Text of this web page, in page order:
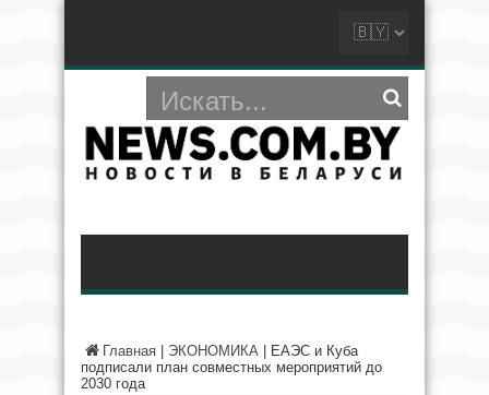
Главная ЭКОНОМИКА
ЕАЭС и Куба
подписали план совместных мероприятий до
2030 года